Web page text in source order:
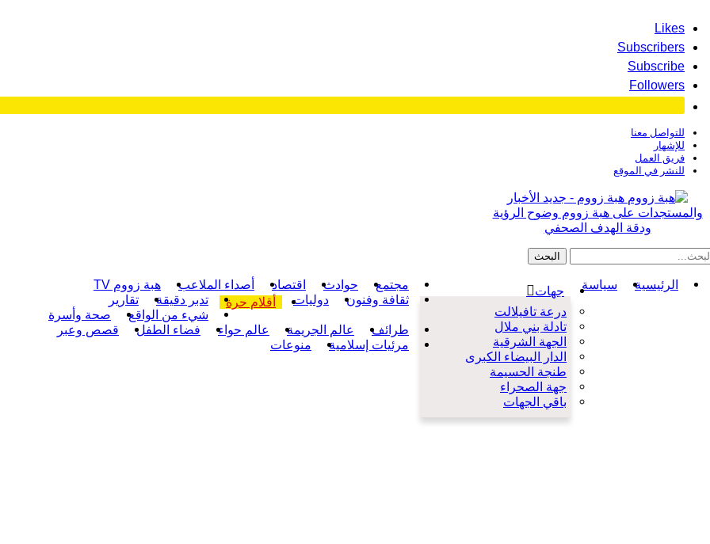
Likes
Subscribers
Subscribe
Followers
للتواصل معنا
للإشهار
فريق العمل
للنشر في الموقع
هبة زووم - جديد الأخبار
والمستجدات على هبة زووم وضوح الرؤية
ودقة الهدف الصحفي
الرئيسية سياسة
جهات
درعة تافيلالت
تادلة بني ملال
الجهة الشرقية
الدار البيضاء الكبرى
طنجة الحسيمة
جهة الصحراء
باقي الجهات
مجتمع حوادث اقتصاد أصداء الملاعب
هبة زووم TV
ثقافة وفنون
دوليات أقلام حرة تدبر دقيقة
تقارير
شيء من الواقع
صحة وأسرة
طرائف
عالم الجريمة عالم حواء فضاء الطفل
قصص وعبر
مرئيات إسلامية
منوعات